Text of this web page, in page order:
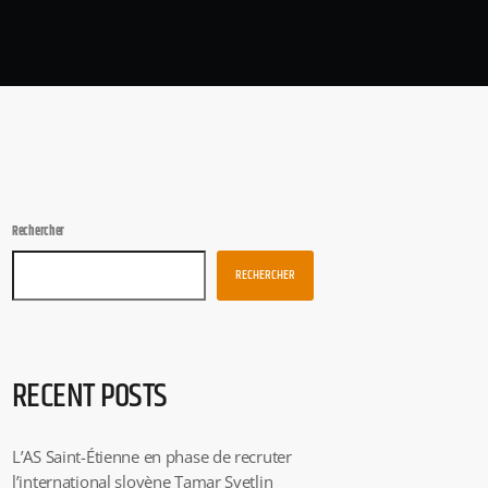
Rechercher
RECHERCHER
RECENT POSTS
L’AS Saint-Étienne en phase de recruter
l’international slovène Tamar Svetlin